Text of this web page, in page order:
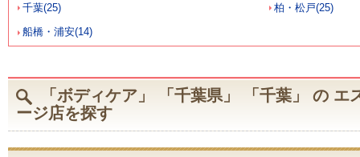
千葉(25) 柏・松戸(25)
船橋・浦安(14)
「ボディケア」 「千葉県」 「千葉」 の エ
ージ店を探す